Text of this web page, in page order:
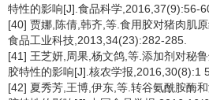
特性的影响[J].食品科学,2016,37(9):56-
[40] 贾娜,陈倩,韩齐,等.食用胶对猪肉肌
食品工业科技,2013,34(23):282-285.
[41] 王芝妍,周果,杨文鸽,等.添加剂对秘
胶特性的影响[J].核农学报,2016,30(8):1
[42] 夏秀芳,王博,伊东,等.转谷氨酰胺酶